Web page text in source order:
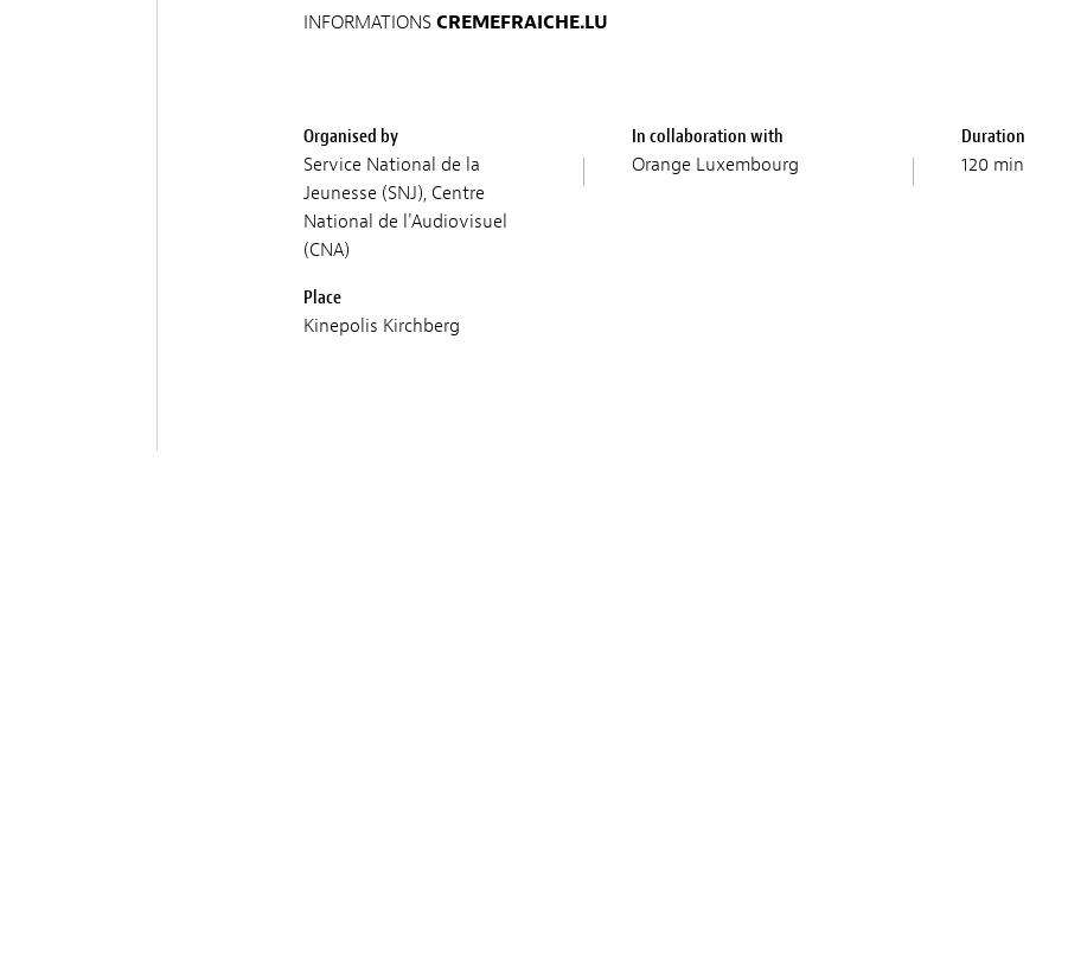
INFORMATIONS CREMEFRAICHE.LU
Organised by
Service National de la
Jeunesse (SNJ), Centre
National de l'Audiovisuel
(CNA)
In collaboration with
Orange Luxembourg
Duration
120 min
Place
Kinepolis Kirchberg